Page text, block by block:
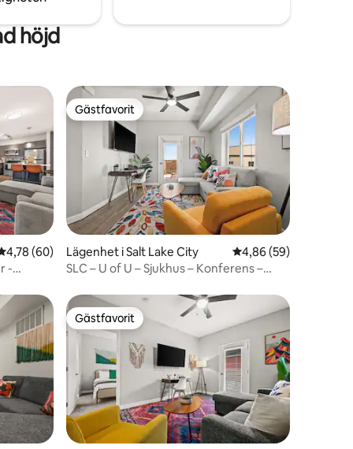
höjd
av 5 i genomsnittligt betyg, 60 omdömen
4,78 (60)
-
Gästfavorit
Gästfavorit
Lägenhet i Salt Lake City 4,86 av 5 i
4,86 (59)
SLC – U of U – Sjukhus – Konferens –
Gästfavorit
Gästfavorit